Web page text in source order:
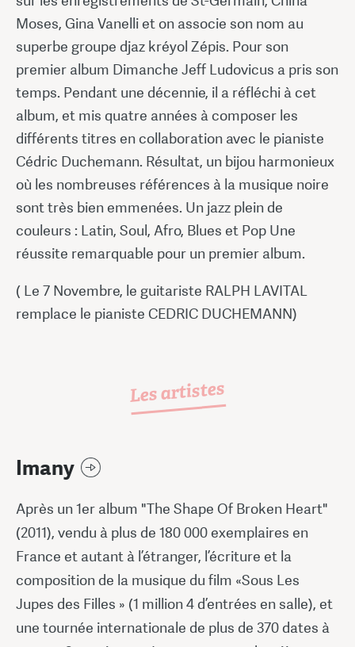
Moses, Gina Vanelli et on associe son nom au
superbe groupe djaz kréyol Zépis. Pour son
premier album Dimanche Jeff Ludovicus a pris son
temps. Pendant une décennie, il a réfléchi à cet
album, et mis quatre années à composer les
différents titres en collaboration avec le pianiste
Cédric Duchemann. Résultat, un bijou harmonieux
où les nombreuses références à la musique noire
sont très bien emmenées. Un jazz plein de
couleurs : Latin, Soul, Afro, Blues et Pop Une
réussite remarquable pour un premier album.
( Le 7 Novembre, le guitariste RALPH LAVITAL
remplace le pianiste CEDRIC DUCHEMANN)
Les artistes
Imany
Après un 1er album "The Shape Of Broken Heart"
(2011), vendu à plus de 180 000 exemplaires en
France et autant à l’étranger, l’écriture et la
composition de la musique du film «Sous Les
Jupes des Filles » (1 million 4 d’entrées en salle), et
une tournée internationale de plus de 370 dates à